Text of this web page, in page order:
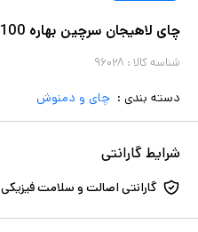
چای لاهیجان سرچین بهاره 100 % طبیعی 1000 گرم
شناسه کالا : ۹۶۰۲۸
دسته بندی : چای و دمنوش
شرایط گارانتی
گارانتی اصالت و سلامت فیزیکی